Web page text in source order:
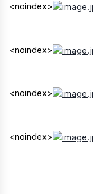
<noindex>
<noindex>
<noindex>
<noindex>